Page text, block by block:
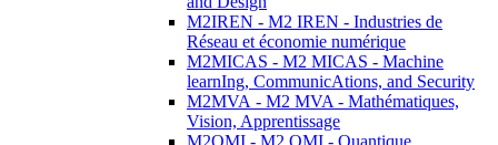
M2IREN - M2 IREN - Industries de
Réseau et économie numérique
M2MICAS - M2 MICAS - Machine
learnIng, CommunicAtions, and Security
M2MVA - M2 MVA - Mathématiques,
Vision, Apprentissage
M2QMI - M2 QMI - Quantique,